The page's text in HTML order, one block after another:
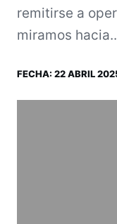
remitirse a
miramos
FECHA: 22 ABRIL